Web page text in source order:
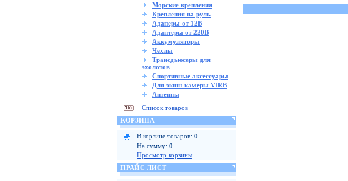
Морские крепления
Крепления на руль
Адаперы от 12В
Адаптеры от 220В
Аккумуляторы
Чехлы
Трансдьюсеры для
эхолотов
Спортивные аксессуары
Для экшн-камеры VIRB
Антенны
Список товаров
КОРЗИНА
В корзине товаров: 0
На сумму: 0
Просмотр корзины
ПРАЙС ЛИСТ